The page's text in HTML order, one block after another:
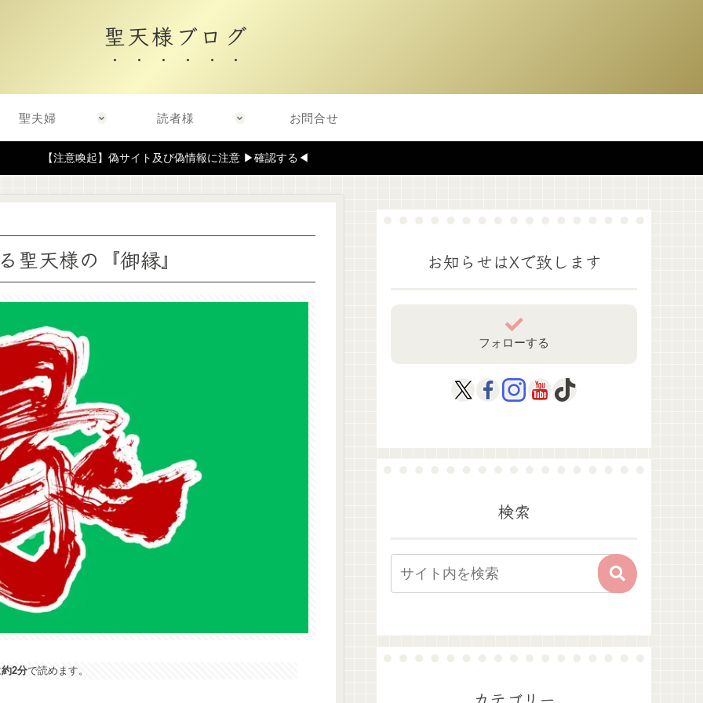
聖天様ブログ
聖夫婦 読者様 お問合せ
【注意喚起】偽サイト及び偽情報に注意 ▶確認する◀
聖天様の『御縁』
約2分で読めます。
お知らせはXで致します
フォローする
検索